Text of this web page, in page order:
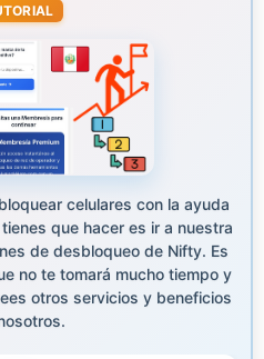
celulares con la ayuda
que hacer es ir a nuestra
de desbloqueo de Nifty. Es
no te tomará mucho tiempo y
otros servicios y beneficios